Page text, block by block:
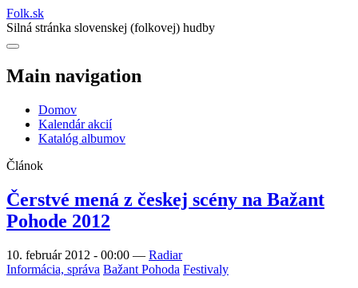
Folk.sk
Silná stránka slovenskej (folkovej) hudby
Main navigation
Domov
Kalendár akcií
Katalóg albumov
Článok
Čerstvé mená z českej scény na Bažant
Pohode 2012
10. február 2012 - 00:00 — Radiar
Informácia, správa Bažant Pohoda Festivaly